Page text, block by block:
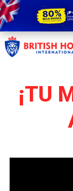
¡TU